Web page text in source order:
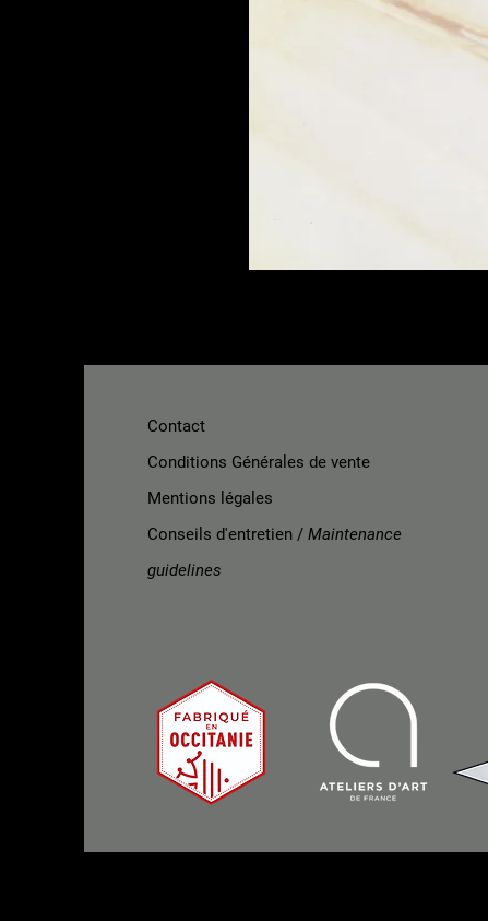
Contact
Conditions Générales de vente
Mentions légales
Conseils d'entretien / Maintenance
guidelines